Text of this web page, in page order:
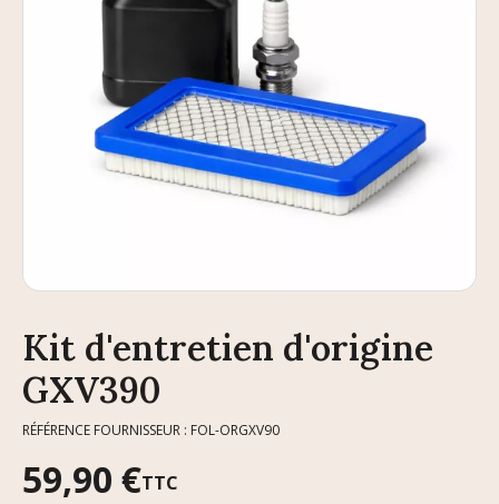
Kit d'entretien d'origine
GXV390
RÉFÉRENCE FOURNISSEUR : FOL-ORGXV90
59,90 €TTC